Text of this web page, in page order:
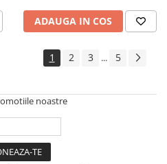
ADAUGA IN COS
1 2 3 ... 5
noastre